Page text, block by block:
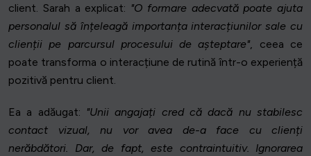
client. Sarah a explicat: "O formare adecvată poate ajuta
personalul să înțeleagă importanța interacțiunilor sale cu
clienții pe parcursul procesului de așteptare", ceea ce
poate transforma o interacțiune de rutină într-o experiență
pozitivă pentru client.
Ea a adăugat: "Unii angajați cred că dacă nu stabilesc
contact vizual, nu vor avea de-a face cu clienți
nerăbdători. Dar, de fapt, este contraintuitiv. Ignorarea